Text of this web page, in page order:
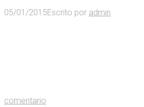
05/01/2015Escrito por admin
comentario